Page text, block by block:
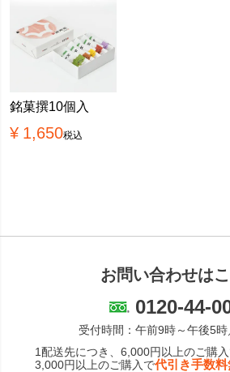
銘菓撰10個入
¥ 1,650税込
お問い合わせは
0120-44-
受付時間：午前9時～午後5
1配送先につき、6,000円以上のご購
3,000円以上のご購入で代引き手数